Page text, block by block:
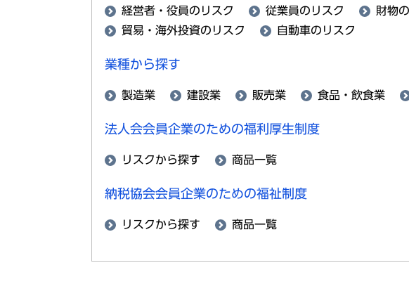
経営者・役員のリスク 従業員のリスク 財物
貿易・海外投資のリスク
自動車のリスク
業種から探す
製造業 建設業 販売業 食品・飲食業
法人会会員企業のための福利厚生制度
リスクから探す 商品一覧
納税協会会員企業のための福祉制度
リスクから探す 商品一覧